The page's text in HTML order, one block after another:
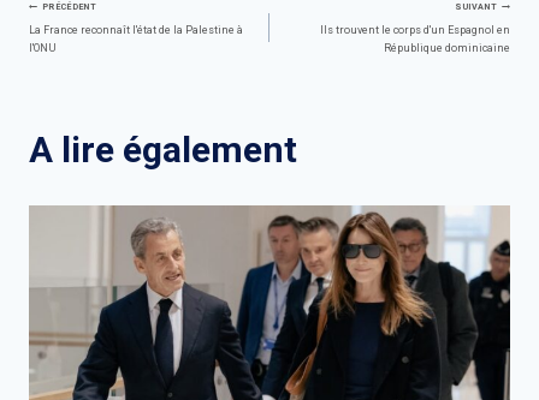
Navigation
PRÉCÉDENT
La France reconnaît l'état de la Palestine à
l'ONU
SUIVANT
Ils trouvent le corps d'un Espagnol en
République dominicaine
A lire également